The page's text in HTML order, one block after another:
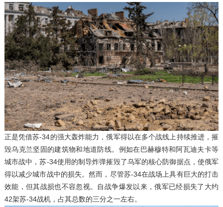
正是凭借苏-34的强大轰炸能力，俄军得以在多个战线上持续推进，摧
毁乌克兰坚固的建筑物和地道防线。例如在巴赫穆特和阿瓦迪夫卡等
城市战中，苏-34使用的制导炸弹摧毁了乌军的核心防御据点，使俄军
得以减少城市战中的损失。然而，尽管苏-34在战场上具有巨大的打击
效能，但其战损也不容忽视。自战争爆发以来，俄军已经损失了大约
42架苏-34战机，占其总数的三分之一左右。